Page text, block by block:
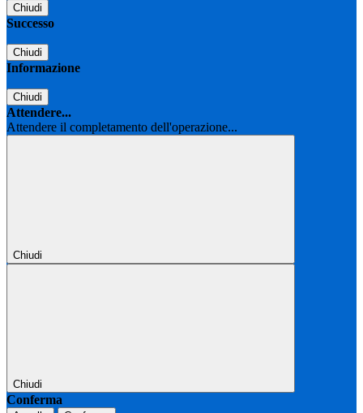
Chiudi
Successo
Chiudi
Informazione
Chiudi
Attendere...
Attendere il completamento dell'operazione...
Chiudi
Chiudi
Conferma